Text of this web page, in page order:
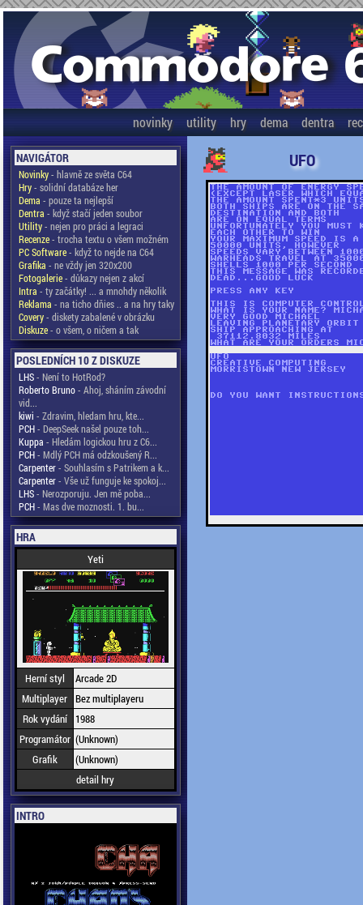
novinky utility hry dema dentra
NAVIGÁTOR
Novinky- hlavně ze světa C64
Hry- solidní databáze her
Dema - pouze ta nejlepší
Dentra - když stačí jeden soubor
Utility- nejen pro práci a legraci
Recenze- trocha textu o všem možném
PC Software- když to nejde na C64
Grafika - ne vždy jen 320x200
Fotogalerie- důkazy nejen z akcí
Intra - ty začátky! ... a mnohdy několik
Reklama - na ticho dňies .. a na hry taky
Covery- diskety zabalené v obrázku
Diskuze- o všem, o ničem a tak
POSLEDNÍCH 10 Z DISKUZE
LHS- Není to HotRod?
Roberto Bruno- Ahoj, sháním závodní
vid...
kiwi - Zdravim, hledam hru, kte...
PCH- DeepSeek našel pouze toh...
Kuppa - Hledám logickou hru z C6...
PCH- Mdlý PCH má odzkoušený R...
Carpenter- Souhlasím s Patrikem a k...
Carpenter- Vše už funguje ke spokoj...
LHS- Nerozporuju. Jen mě poba...
PCH- Mas dve moznosti. 1. bu...
HRA
Yeti
Herní styl
Arcade 2D
Multiplayer Bez multiplayeru
Rok vydání
1988
Programátor (Unknown)
Grafik
(Unknown)
detail hry
INTRO
UFO